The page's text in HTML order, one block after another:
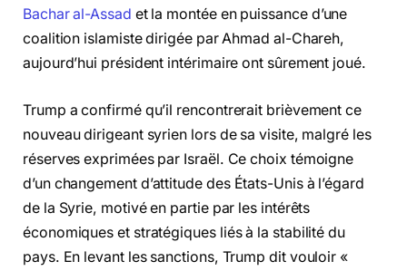
Bachar al-Assad et la montée en puissance d’une
coalition islamiste dirigée par Ahmad al-Chareh,
aujourd’hui président intérimaire ont sûrement joué.
Trump a confirmé qu’il rencontrerait brièvement ce
nouveau dirigeant syrien lors de sa visite, malgré les
réserves exprimées par Israël. Ce choix témoigne
d’un changement d’attitude des États-Unis à l’égard
de la Syrie, motivé en partie par les intérêts
économiques et stratégiques liés à la stabilité du
pays. En levant les sanctions, Trump dit vouloir «